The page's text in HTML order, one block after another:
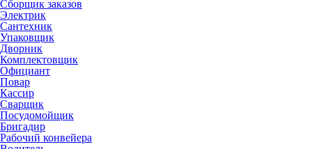
Сборщик заказов
Электрик
Сантехник
Упаковщик
Дворник
Комплектовщик
Официант
Повар
Кассир
Сварщик
Посудомойщик
Бригадир
Рабочий конвейера